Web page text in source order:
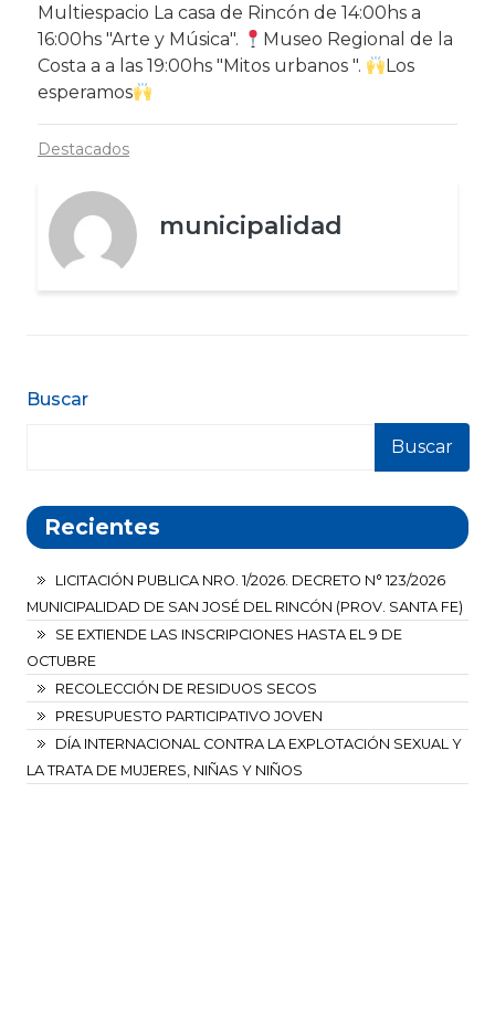
Buscar
Buscar
Recientes
LICITACIÓN PUBLICA NRO. 1/2026. DECRETO N° 123/2026
MUNICIPALIDAD DE SAN JOSÉ DEL RINCÓN (PROV. SANTA FE)
SE EXTIENDE LAS INSCRIPCIONES HASTA EL 9 DE
OCTUBRE
RECOLECCIÓN DE RESIDUOS SECOS
PRESUPUESTO PARTICIPATIVO JOVEN
DÍA INTERNACIONAL CONTRA LA EXPLOTACIÓN SEXUAL Y
LA TRATA DE MUJERES, NIÑAS Y NIÑOS
Multiespacio La casa de Rincón de 14:00hs a
16:00hs "Arte y Música".
Museo Regional de la
Costa a a las 19:00hs "Mitos urbanos ".
Los
esperamos
Destacados
municipalidad